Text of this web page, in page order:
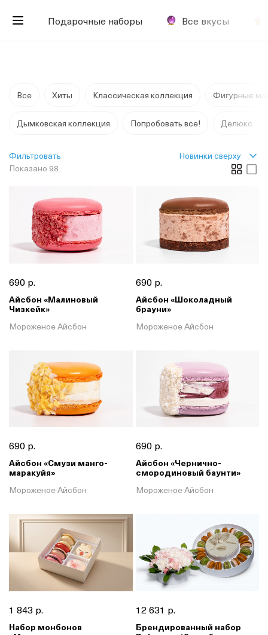
Подарочные наборы Все вкусы
Все Хиты Классическая коллекция Фигурные
Дымковская коллекция Попробовать все! Делюкс
Показано 98
Фильтровать Новинки сверху
690 р.
Айсбон «Малиновый
Чизкейк»
Мороженое Айсбон
690 р.
Айсбон «Шоколадный
брауни»
Мороженое Айсбон
690 р.
Айсбон «Смузи манго-
маракуйя»
Мороженое Айсбон
690 р.
Айсбон «Чернично-
смородиновый баунти»
Мороженое Айсбон
1 843 р.
Набор монбонов
12 631 р.
Брендированный набор